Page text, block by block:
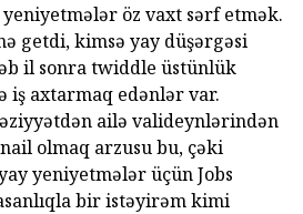
öz vaxt sərf etmək.
getdi, kimsə yay düşərgəsi
il sonra twiddle üstünlük
iş axtarmaq edənlər var.
ailə valideynlərindən
olmaq arzusu bu, çəki
yeniyetmələr üçün Jobs
bir istəyirəm kimi